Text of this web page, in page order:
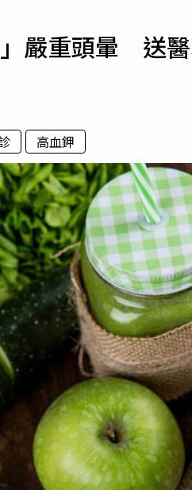
專欄
嚴重頭暈 送
高血鉀